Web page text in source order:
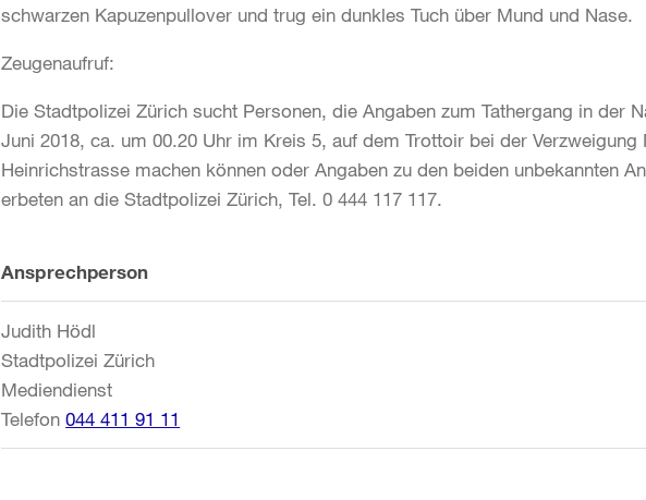
schwarzen Kapuzenpullover und trug ein dunkles Tuch über Mund und Nase.
Zeugenaufruf:
Die Stadtpolizei Zürich sucht Personen, die Angaben zum Tathergang in der
Juni 2018, ca. um 00.20 Uhr im Kreis 5, auf dem Trottoir bei der
Heinrichstrasse machen können oder Angaben zu den beiden unbekannten
erbeten an die Stadtpolizei Zürich, Tel. 0 444 117 117.
Weitere
Informationen
Ansprechperson
Judith Hödl
Stadtpolizei Zürich
Mediendienst
Telefon 044 411 91 11